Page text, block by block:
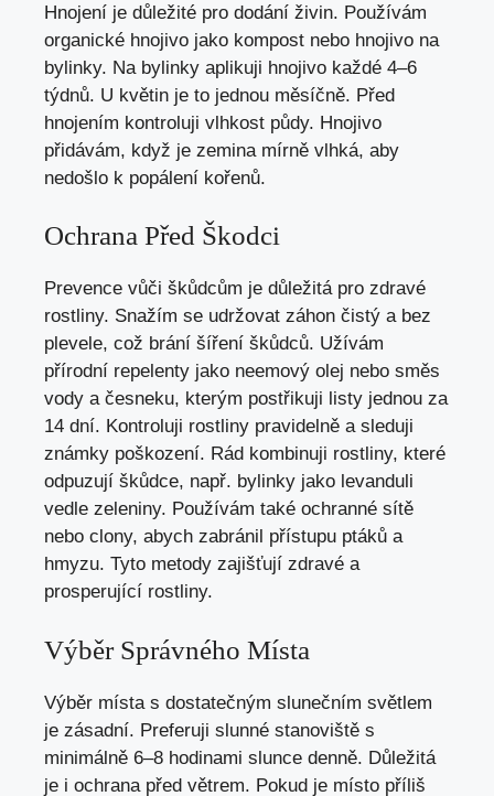
Hnojení je důležité pro dodání živin. Používám
organické hnojivo jako kompost nebo hnojivo na
bylinky. Na bylinky aplikuji hnojivo každé 4–6
týdnů. U květin je to jednou měsíčně. Před
hnojením kontroluji vlhkost půdy. Hnojivo
přidávám, když je zemina mírně vlhká, aby
nedošlo k popálení kořenů.
Ochrana Před Škodci
Prevence vůči škůdcům je důležitá pro zdravé
rostliny. Snažím se udržovat záhon čistý a bez
plevele, což brání šíření škůdců. Užívám
přírodní repelenty jako neemový olej nebo směs
vody a česneku, kterým postřikuji listy jednou za
14 dní. Kontroluji rostliny pravidelně a sleduji
známky poškození. Rád kombinuji rostliny, které
odpuzují škůdce, např. bylinky jako levanduli
vedle zeleniny. Používám také ochranné sítě
nebo clony, abych zabránil přístupu ptáků a
hmyzu. Tyto metody zajišťují zdravé a
prosperující rostliny.
Výběr Správného Místa
Výběr místa s dostatečným slunečním světlem
je zásadní. Preferuji slunné stanoviště s
minimálně 6–8 hodinami slunce denně. Důležitá
je i ochrana před větrem. Pokud je místo příliš